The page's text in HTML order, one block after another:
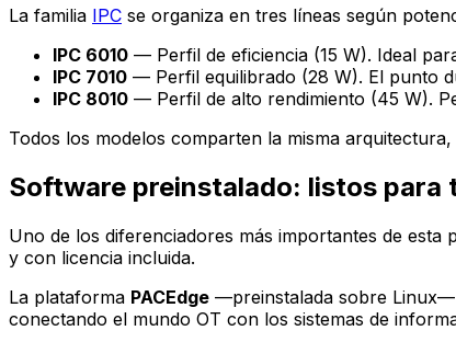
La familia IPC se organiza en tres líneas según
IPC 6010 — Perfil de eficiencia (15 W). Ideal
IPC 7010 — Perfil equilibrado (28 W). El punto
IPC 8010 — Perfil de alto rendimiento (45 W).
Todos los modelos comparten la misma
Software preinstalado: listos para
Uno de los diferenciadores más importantes de esta
y con licencia incluida.
La plataforma PACEdge —preinstalada sobre Linux—
conectando el mundo OT con los sistemas de